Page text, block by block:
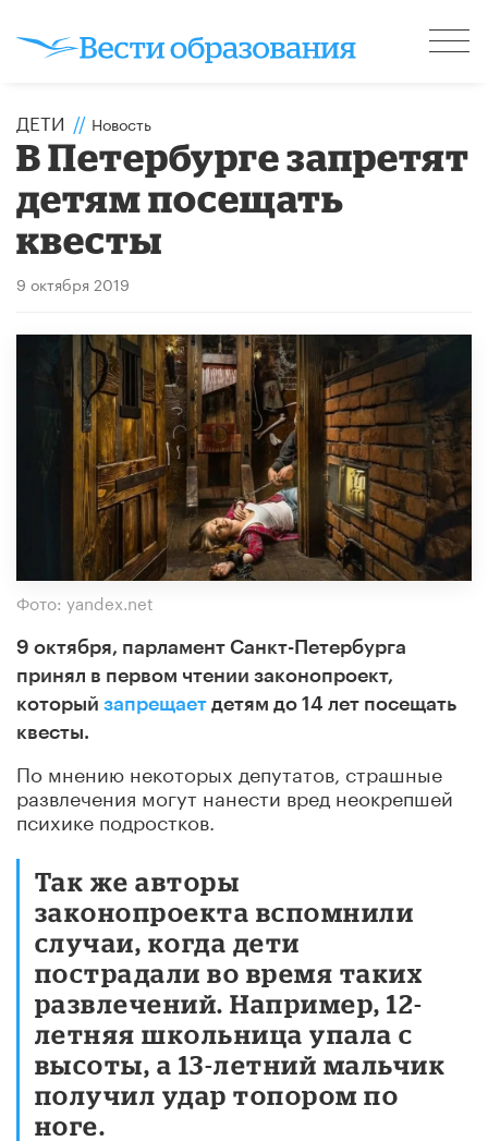
ДЕТИ // Новость
В Петербурге запретят
детям посещать
квесты
9 октября 2019
Фото: yandex.net
9 октября, парламент Санкт-Петербурга
принял в первом чтении законопроект,
который запрещает детям до 14 лет посещать
квесты.
По мнению некоторых депутатов, страшные
развлечения могут нанести вред неокрепшей
психике подростков.
Так же авторы
законопроекта вспомнили
случаи, когда дети
пострадали во время таких
развлечений. Например, 12-
летняя школьница упала с
высоты, а 13-летний мальчик
получил удар топором по
ноге.